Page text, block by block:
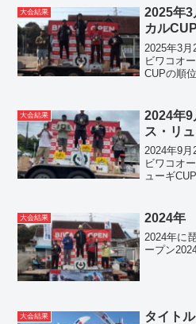
大会結果
2025年
カル
2025年3
ビワコオ
CUPの順
大会結果
2024年
ス・リ
2024年9月
ビワコオ
ューギ
大会結果 2024年
2024年に
ープン
大会結果
タイト